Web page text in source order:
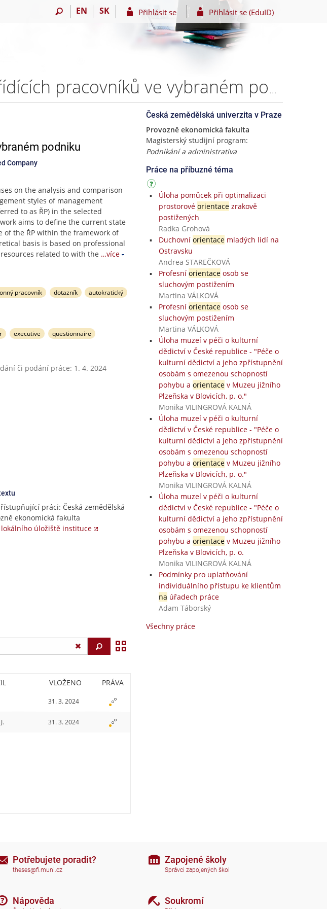
EN SK Přihlásit se Přihlásit se (EduID)
Analýza a srovnání stylu vedení a řízení řídících pracovníků ve vybraném podniku – Bc. Jakub Landsmann
podniku
Company
on the analysis and comparison
styles of management
to as ŘP) in the selected
work aims to define the current state
of the ŘP within the framework of
basis is based on professional
related to with the …více
pracovník dotazník
autokratický
executive
questionnaire
či podání práce: 1. 4. 2024
práci: Česká zemědělská
ekonomická fakulta
úložiště instituce
Česká zemědělská univerzita v Praze
Provozně ekonomická fakulta
Magisterský studijní program:
Podnikání a administrativa
Práce na příbuzné téma
Úloha pomůcek při optimalizaci
prostorové orientacezrakově
postižených
Radka Grohová
Duchovní orientacemladých lidí na
Ostravsku
Andrea STAREČKOVÁ
Profesní orientaceosob se
sluchovým postižením
Martina VÁLKOVÁ
Profesní orientaceosob se
sluchovým postižením
Martina VÁLKOVÁ
Úloha muzeí v péči o kulturní
dědictví v České republice - "Péče o
kulturní dědictví a jeho zpřístupnění
osobám s omezenou schopností
pohybu a orientacev Muzeu jižního
Plzeňska v Blovicích, p. o."
Monika VILINGROVÁ KALNÁ
Úloha muzeí v péči o kulturní
dědictví v České republice - "Péče o
kulturní dědictví a jeho zpřístupnění
osobám s omezenou schopností
pohybu a orientacev Muzeu jižního
Plzeňska v Blovicích, p. o."
Monika VILINGROVÁ KALNÁ
Úloha muzeí v péči o kulturní
dědictví v České republice - "Péče o
kulturní dědictví a jeho zpřístupnění
osobám s omezenou schopností
pohybu a orientacev Muzeu jižního
Plzeňska v Blovicích, p. o.
Monika VILINGROVÁ KALNÁ
Podmínky pro uplatňování
individuálního přístupu ke klientům
na úřadech práce
Adam Táborský
Všechny práce
Vyhledat
VLOŽENO PRÁVA
31. 3. 2024
31. 3. 2024
Potřebujete poradit?
theses@fi.muni.cz
Nápověda
Zapojené školy
Správci zapojených škol
Soukromí